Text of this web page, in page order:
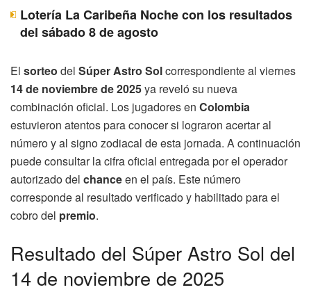
Lotería La Caribeña Noche con los resultados
del sábado 8 de agosto
El sorteo del Súper Astro Solcorrespondiente al viernes
14 de noviembre de 2025ya reveló su nueva
combinación oficial. Los jugadores en Colombia
estuvieron atentos para conocer si lograron acertar al
número y al signo zodiacal de esta jornada. A continuación
puede consultar la cifra oficial entregada por el operador
autorizado del chanceen el país. Este número
corresponde al resultado verificado y habilitado para el
cobro del premio.
Resultado del Súper Astro Sol del
14 de noviembre de 2025